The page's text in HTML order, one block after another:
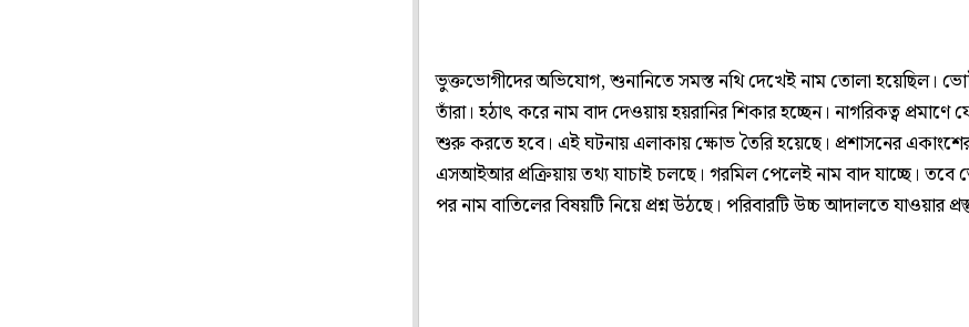
ভুক্তভোগীদের অভিযোগ, শুনানিতে সমস্ত নথি দেখেই নাম তোলা হয়েছিল।
তাঁরা। হঠাৎ করে নাম বাদ দেওয়ায় হয়রানির শিকার হচ্ছেন। নাগরিকত্ব
শুরু করতে হবে। এই ঘটনায় এলাকায় ক্ষোভ তৈরি হয়েছে। প্রশাসনের
এসআইআর প্রক্রিয়ায় তথ্য যাচাই চলছে। গরমিল পেলেই নাম বাদ যাচ্ছে। তবে
পর নাম বাতিলের বিষয়টি নিয়ে প্রশ্ন উঠছে। পরিবারটি উচ্চ আদালতে যাওয়ার